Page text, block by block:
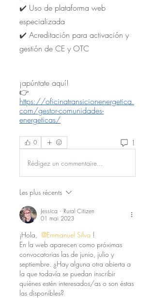
✔️ Uso de plataforma web
especializada
✔️ Acreditación para activación y
gestión de CE y OTC
¡apúntate aquí!
https://oficinatransicionenergetica.
com/gestor-comunidades-
energeticas/
0 1
Rédigez un commentaire...
Les plus récents
Jessica · Rural Citizen
01 mai 2023
¡Hola, @Emmanuel Silva !
En la web aparecen como próximas
convocatorias las de junio, julio y
septiembre. ¿Hay alguna otra abierta a
la que todavía se puedan inscribir
quiénes estén interesados/as o son éstas
las disponibles?